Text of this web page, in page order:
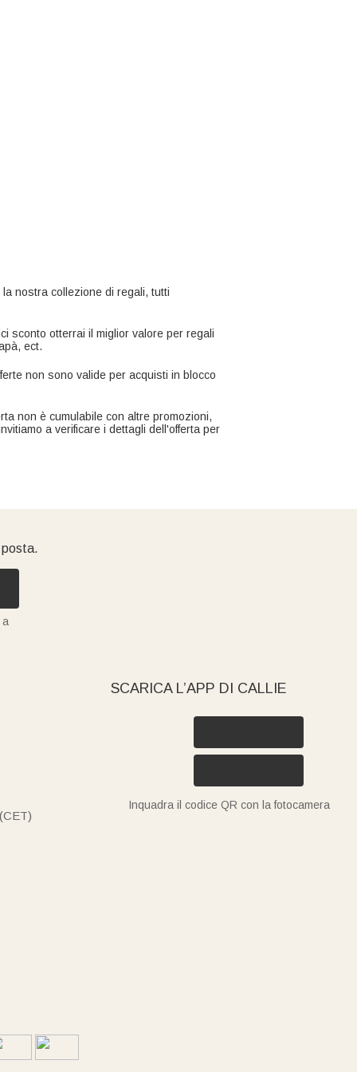
nostra collezione di regali, tutti
sconto otterrai il miglior valore per regali
ect.
non sono valide per acquisti in blocco
non è cumulabile con altre promozioni,
a verificare i dettagli dell'offerta per
posta.
SCARICA L’APP DI CALLIE
Inquadra il codice QR con la fotocamera